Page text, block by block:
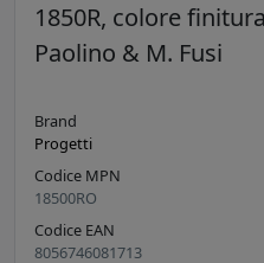
1850R, colore
Paolino & M. Fusi
Brand
Progetti
Codice MPN
18500RO
Codice EAN
8056746081713